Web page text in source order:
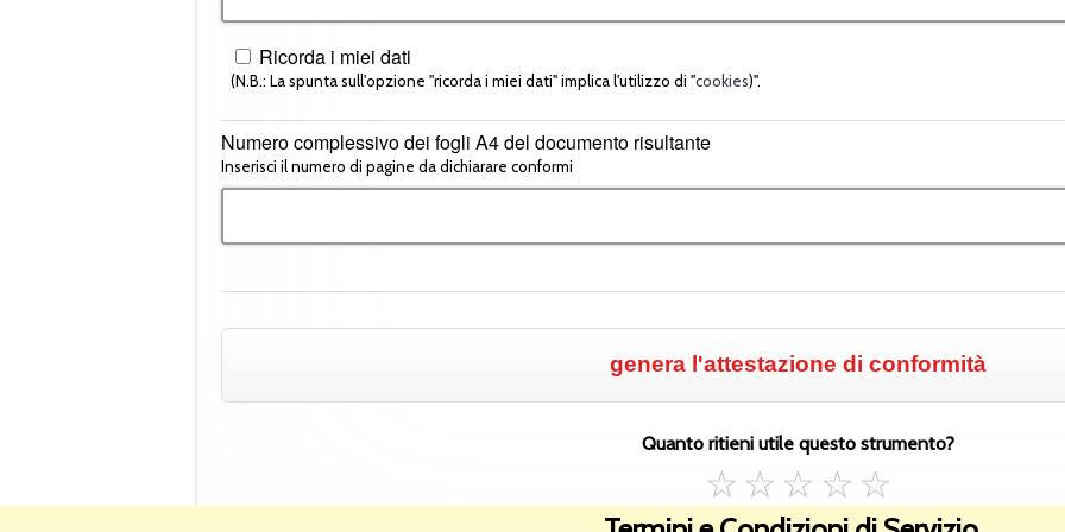
Ricorda i miei dati
(N.B.: La spunta sull'opzione "ricorda i miei dati" implica l'utilizzo di "cookies)".
Numero complessivo dei fogli A4 del documento risultante
Inserisci il numero di pagine da dichiarare conformi
Quanto ritieni utile questo strumento?